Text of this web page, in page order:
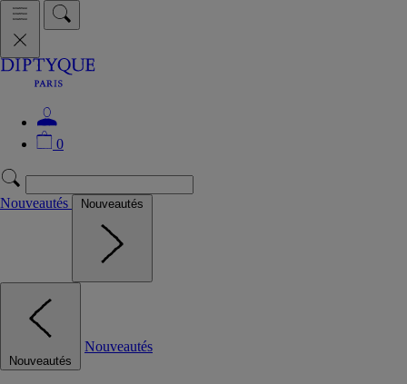
0
Nouveautés Nouveautés
Nouveautés
Nouveautés